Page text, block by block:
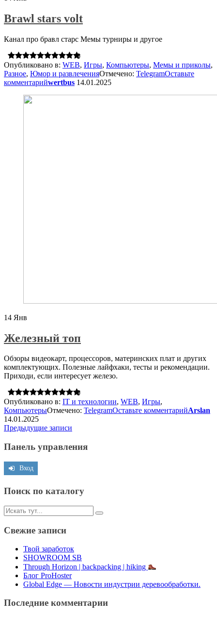
Brawl stars volt
Канал про бравл старс Мемы турниры и другое
0
Опубликовано в: WEB, Игры, Компьютеры, Мемы и приколы,
Разное, Юмор и развлеченияОтмечено: TelegramОставьте
комментарийwertbus 14.01.2025
14 Янв
Железный топ
Обзоры видеокарт, процессоров, материнских плат и других
комплектующих. Полезные лайфхаки, тесты и рекомендации.
Приходи, если интересует железо.
0
Опубликовано в: IT и технологии, WEB, Игры,
КомпьютерыОтмечено: TelegramОставьте комментарийArslan
14.01.2025
Навигация
по
записям
Предыдущие записи
Панель управления
Вход
Поиск по каталогу
Искать:
Свежие записи
Твой заработок
SHOWROOM SB
Through Horizon | backpacking | hiking
Блог ProHoster
Global Edge — Новости индустрии деревообработки.
Последние комментарии